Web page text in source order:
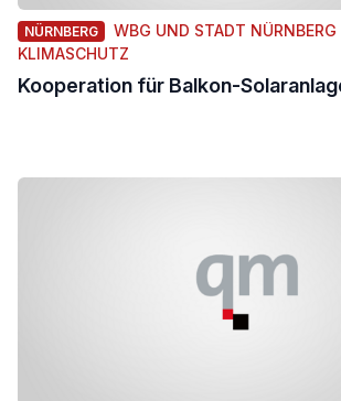
NÜRNBERG
WBG UND STADT NÜRNBERG
KLIMASCHUTZ
Kooperation für Balkon-